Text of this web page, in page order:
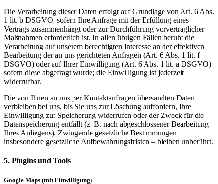
Die Verarbeitung dieser Daten erfolgt auf Grundlage von Art. 6 Abs.
1 lit. b DSGVO, sofern Ihre Anfrage mit der Erfüllung eines
Vertrags zusammenhängt oder zur Durchführung vorvertraglicher
Maßnahmen erforderlich ist. In allen übrigen Fällen beruht die
Verarbeitung auf unserem berechtigten Interesse an der effektiven
Bearbeitung der an uns gerichteten Anfragen (Art. 6 Abs. 1 lit. f
DSGVO) oder auf Ihrer Einwilligung (Art. 6 Abs. 1 lit. a DSGVO)
sofern diese abgefragt wurde; die Einwilligung ist jederzeit
widerrufbar.
Die von Ihnen an uns per Kontaktanfragen übersandten Daten
verbleiben bei uns, bis Sie uns zur Löschung auffordern, Ihre
Einwilligung zur Speicherung widerrufen oder der Zweck für die
Datenspeicherung entfällt (z. B. nach abgeschlossener Bearbeitung
Ihres Anliegens). Zwingende gesetzliche Bestimmungen –
insbesondere gesetzliche Aufbewahrungsfristen – bleiben unberührt.
5. Plugins und Tools
Google Maps (mit Einwilligung)